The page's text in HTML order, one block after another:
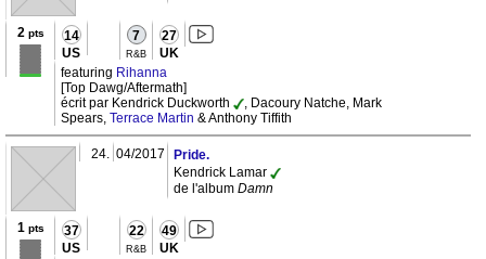
2 pts 14
US
7
R&B
27
UK
featuring Rihanna
[Top Dawg/Aftermath]
écrit par Kendrick Duckworth
, Dacoury Natche, Mark
Spears, Terrace Martin & Anthony Tiffith
24. 04/2017
Pride.
Kendrick Lamar
de l'album Damn
1 pts 37
US
22
R&B
49
UK